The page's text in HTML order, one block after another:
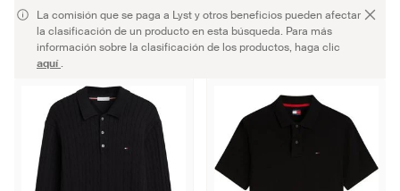
La comisión que se paga a Lyst y otros beneficios pueden afectar
la clasificación de un producto en esta búsqueda. Para más
información sobre la clasificación de los productos, haga clic
aquí.